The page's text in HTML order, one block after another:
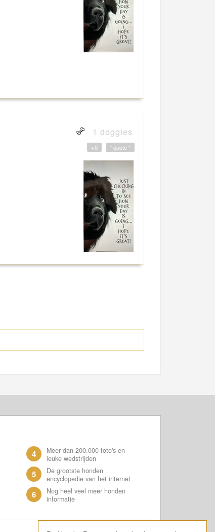
1 doggies
" quote "
+0
4
Meer dan 200.000 foto's en
leuke wedstrijden
5
De grootste honden
encyclopedie van het internet
6
Nog heel veel meer honden
informatie